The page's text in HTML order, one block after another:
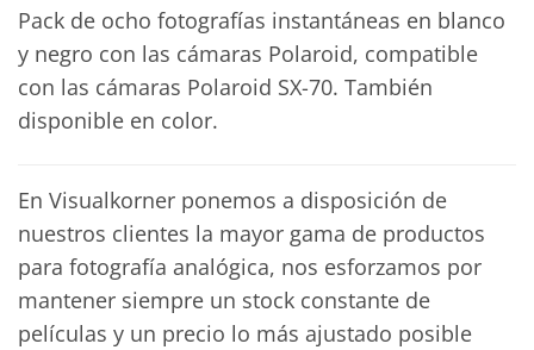
Pack de ocho fotografías instantáneas en blanco
y negro con las cámaras Polaroid, compatible
con las cámaras Polaroid SX-70. También
disponible en color.
En Visualkorner ponemos a disposición de
nuestros clientes la mayor gama de productos
para fotografía analógica, nos esforzamos por
mantener siempre un stock constante de
películas y un precio lo más ajustado posible